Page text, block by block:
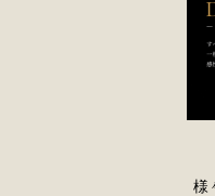
様